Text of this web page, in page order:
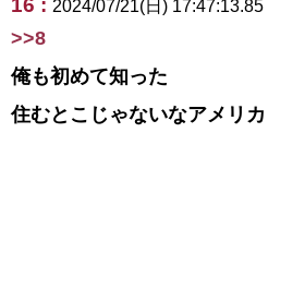
16 : 2024/07/21(日) 17:47:13.85
>>8
俺も初めて知った
住むとこじゃないなアメリカ